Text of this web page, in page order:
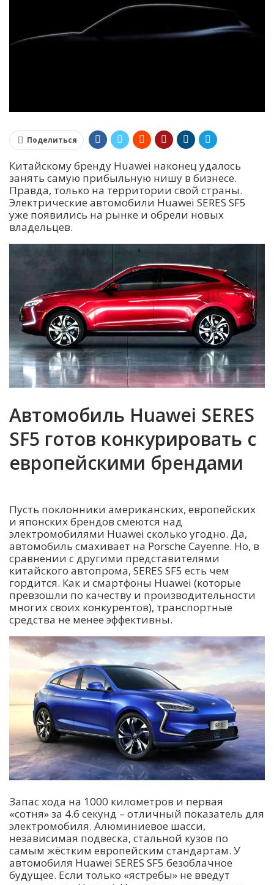
Поделиться
Китайскому бренду Huawei наконец удалось
занять самую прибыльную нишу в бизнесе.
Правда, только на территории свой страны.
Электрические автомобили Huawei SERES SF5
уже появились на рынке и обрели новых
владельцев.
Автомобиль Huawei SERES
SF5 готов конкурировать с
европейскими брендами
Пусть поклонники американских, европейских
и японских брендов смеются над
электромобилями Huawei сколько угодно. Да,
автомобиль смахивает на Porsche Cayenne. Но, в
сравнении с другими представителями
китайского автопрома, SERES SF5 есть чем
гордится. Как и смартфоны Huawei (которые
превзошли по качеству и производительности
многих своих конкурентов), транспортные
средства не менее эффективны.
Запас хода на 1000 километров и первая
«сотня» за 4.6 секунд – отличный показатель для
электромобиля. Алюминиевое шасси,
независимая подвеска, стальной кузов по
самым жёстким европейским стандартам. У
автомобиля Huawei SERES SF5 безоблачное
будущее. Если только «ястребы» не введут